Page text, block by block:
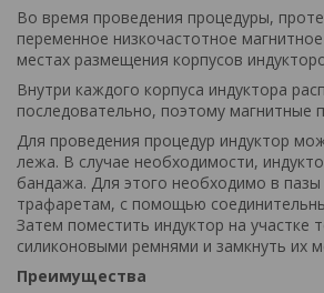
Во время проведения процедуры,
переменное низкочастотное
местах размещения корпусов
Внутри каждого корпуса индуктора
последовательно, поэтому
Для проведения процедур индуктор
лежа. В случае необходимости,
бандажа. Для этого необходимо в
трафаретам, с помощью
Затем поместить индуктор на участке
силиконовыми ремнями и замкнуть их
Преимущества